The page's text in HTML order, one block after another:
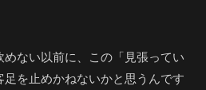
めない以前に、この「見張ってい
を止めかねないかと思うんです